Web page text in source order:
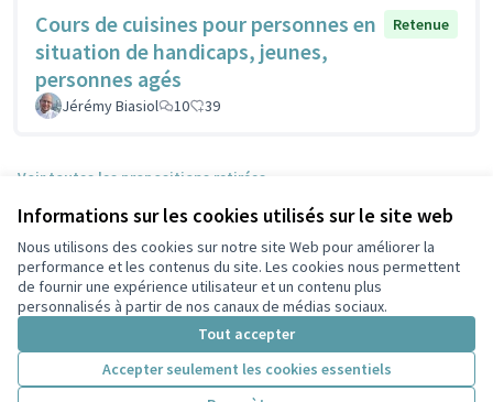
Informations sur les cookies utilisés sur le site web
Nous utilisons des cookies sur notre site Web pour améliorer la
performance et les contenus du site. Les cookies nous permettent
de fournir une expérience utilisateur et un contenu plus
personnalisés à partir de nos canaux de médias sociaux.
Tout accepter
Accepter seulement les cookies essentiels
Cours de cuisines pour personnes en
situation de handicaps, jeunes,
personnes agés
Retenue
Jérémy Biasiol 10 39
Voir toutes les propositions retirées
Conditions d'utilisation
Paramètres des cookies
Participez Villeurbanne sur X
(Lien externe)
Participez Villeurbanne sur Facebook
Participez Villeurbanne sur Instagram
Participez Villeurbanne sur YouTube
(Lien externe)
Licence
(Lien